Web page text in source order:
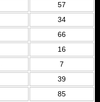
57
34
66
16
7
39
85